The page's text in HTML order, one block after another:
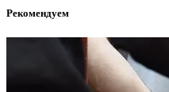
Рекомендуем